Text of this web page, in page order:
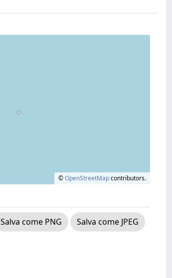
©OpenStreetMapcontributors.
Salva come PNG Salva come JPEG